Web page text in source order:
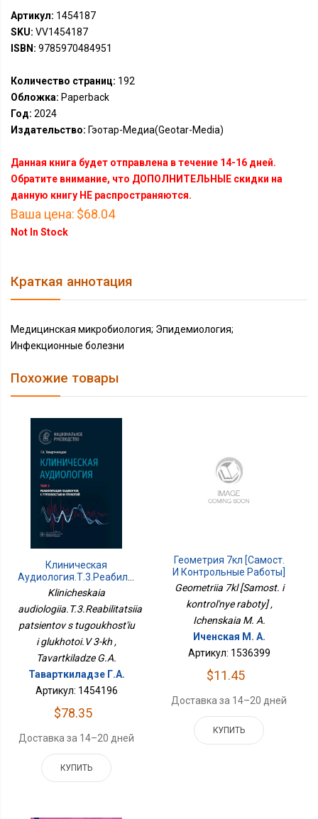
Артикул: 1454187
SKU: VV1454187
ISBN: 9785970484951
Количество страниц: 192
Обложка: Paperback
Год: 2024
Издательство: Гэотар-Медиа(Geotar-Media)
Данная книга будет отправлена в течение 14-16 дней.
Обратите внимание, что ДОПОЛНИТЕЛЬНЫЕ скидки на
данную книгу НЕ распространяются.
Ваша цена: $68.04
Not In Stock
Краткая аннотация
Медицинская микробиология; Эпидемиология;
Инфекционные болезни
Похожие товары
Клиническая
Аудиология.Т.3.Реабилитация
Пациентов С
Глухотой.В 3-Х
Klinicheskaia
audiologiia.T.3.Reabilitatsiia
patsientov s tugoukhost'iu
i glukhotoi.V 3-kh ,
Tavartkiladze G.A.
Таварткиладзе Г.А.
Артикул: 1454196
$78.35
Доставка за 14–20 дней
КУПИТЬ
Геометрия 7кл [Самост.
И Контрольные Работы]
Geometriia 7kl [Samost. i
kontrol'nye raboty] ,
Ichenskaia M. A.
Иченская М. А.
Артикул: 1536399
$11.45
Доставка за 14–20 дней
КУПИТЬ